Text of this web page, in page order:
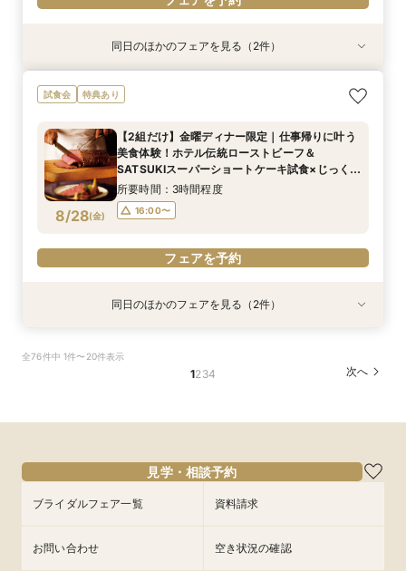
特典あり
8/27(木)
【平日限定特典！SATSUKIスイーツ付】初見学
におすすめ！感動のセレモニー叶うチャペル見学
所要時間：2時間30分程度
10:00〜
13:00〜
16:00〜
特典あり
8/27(木)
【1万坪の日本庭園】本格神殿＆庭園臨む絶景会
場×パティスリーSATSUKIスイーツが愉しめる
所要時間：2時間程度
10:00〜
13:00〜
16:00〜
同日のほかのフェアを見る（2件）
試食会 特典あり
8/28(金)
【2組だけ】金曜ディナー限定｜仕事帰りに叶う
美食体験！ホテル伝統ローストビーフ＆
SATSUKIスーパーショートケーキ試食×じっくり
個別相談
所要時間：3時間程度
16:00〜
フェアを予約
特典あり
8/28
付】感動のセレモニー叶うチャペル見学×結婚準
備ダンドリ相談
10:00〜
13:00〜
フェアを予約
特典あり
8/28
臨む絶景会場×パティスリーSATSUKIスイーツ体
10:00〜
13:00〜
フェアを予約
同日のほかのフェアを見る（2件）
全76件中 1件〜20件表示
1234 次へ
見学・相談予約
ブライダルフェア一覧 資料請求
お問い合わせ 空き状況の確認